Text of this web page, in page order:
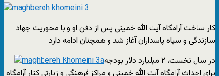
کار ساخت آرامگاه آیت الله خمینی پس از دفن او و با محوریت جهاد
سازندگی و سپاه پاسداران آغاز شد و همچنان ادامه دارد
در سال نخست، ۲ میلیارد دلار بودجه
برای احداث آرامگاه آیت الله خمینی و مراکز فرهنگی و زیارتی کنار آرامگاه